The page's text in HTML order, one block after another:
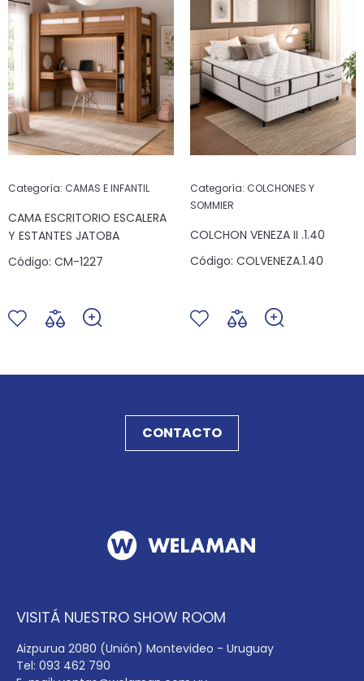
Categoría: CAMAS E INFANTIL
CAMA ESCRITORIO ESCALERA
Y ESTANTES JATOBA
Código: CM-1227
Categoría: COLCHONES Y
SOMMIER
COLCHON VENEZA II .1.40
Código: COLVENEZA.1.40
CONTACTO
VISITÁ NUESTRO SHOW ROOM
Aizpurua 2080 (Unión) Montevideo - Uruguay
Tel: 093 462 790